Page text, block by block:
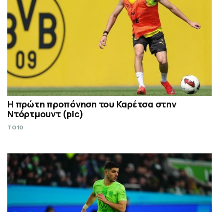
Η πρώτη προπόνηση του Καρέτσα στην
Ντόρτμουντ (pic)
TO10